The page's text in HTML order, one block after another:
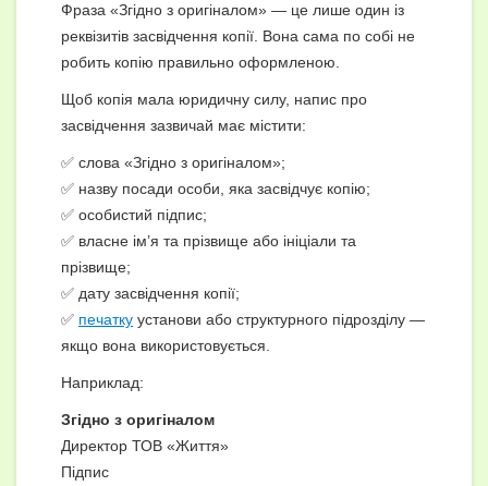
Фраза «Згідно з оригіналом» — це лише один із
реквізитів засвідчення копії. Вона сама по собі не
робить копію правильно оформленою.
Щоб копія мала юридичну силу, напис про
засвідчення зазвичай має містити:
✅ слова «Згідно з оригіналом»;
✅ назву посади особи, яка засвідчує копію;
✅ особистий підпис;
✅ власне ім’я та прізвище або ініціали та
прізвище;
✅ дату засвідчення копії;
✅ печатку установи або структурного підрозділу —
якщо вона використовується.
Наприклад:
Згідно з оригіналом
Директор ТОВ «Життя»
Підпис